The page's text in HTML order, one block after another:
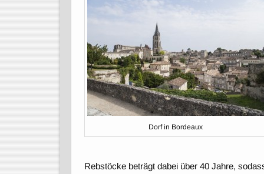
Dorf in Bordeaux
Rebstöcke beträgt dabei über 40 Jahre,